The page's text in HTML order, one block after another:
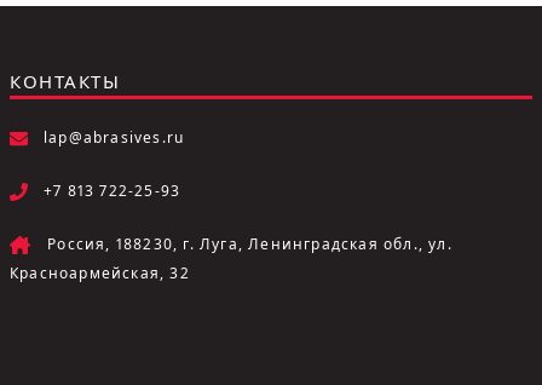
КОНТАКТЫ
lap@abrasives.ru
+7 813 722-25-93
Россия, 188230, г. Луга, Ленинградская обл., ул.
Красноармейская, 32